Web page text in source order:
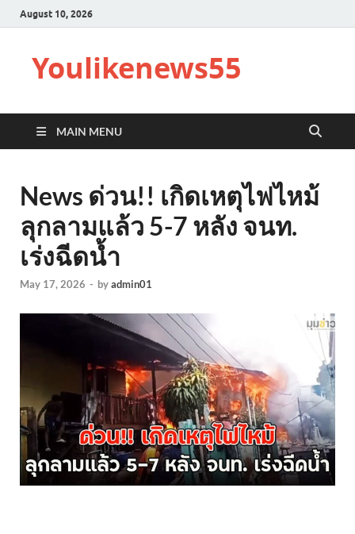
August 10, 2026
Youlikenews55
MAIN MENU
News ด่วน!! เกิดเหตุไฟไหม้
ลุกลามแล้ว 5-7 หลัง จนท.
เร่งฉีดน้ำ
May 17, 2026 - byadmin01